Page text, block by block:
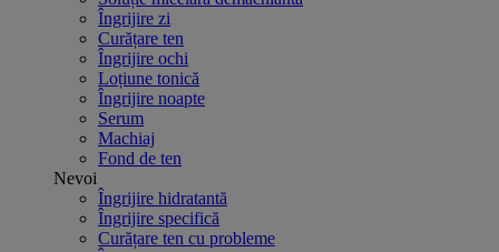
Îngrijire zi
Curățare ten
Îngrijire ochi
Loțiune tonică
Îngrijire noapte
Serum
Machiaj
Fond de ten
Nevoi
Îngrijire hidratantă
Îngrijire specifică
Curățare ten cu probleme